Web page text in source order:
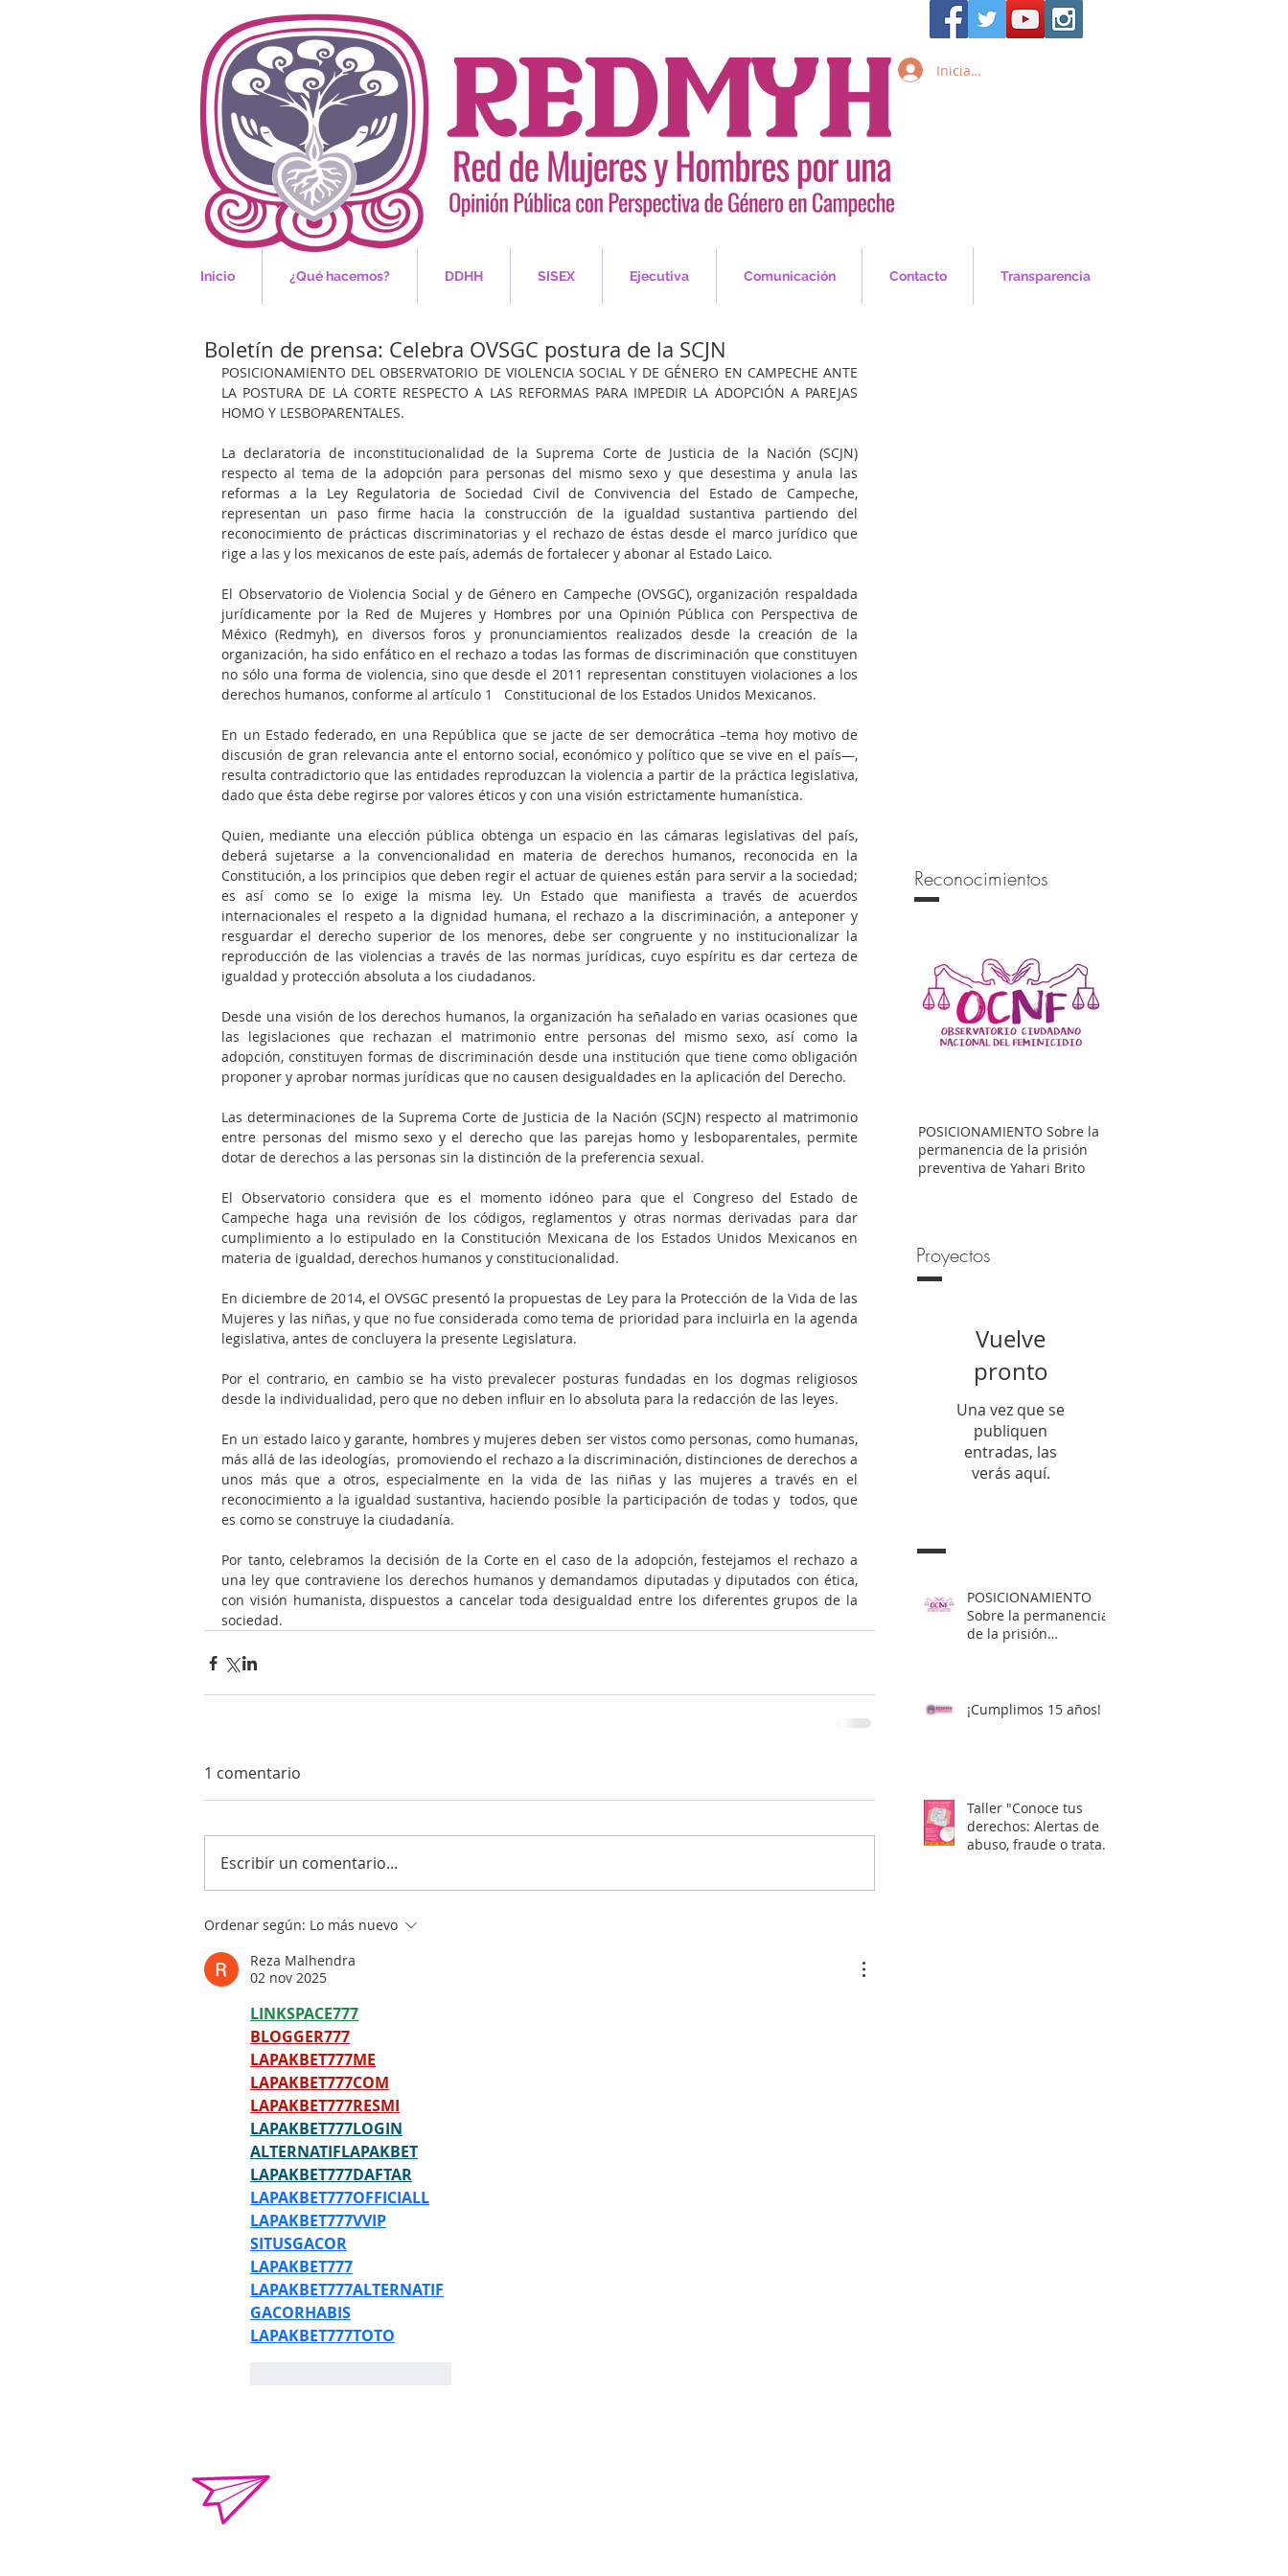
Iniciar sesión
Inicio ¿Qué hacemos? DDHH SISEX Ejecutiva Comunicación Contacto Transparencia
Boletín de prensa: Celebra OVSGC postura de la SCJN
POSICIONAMIENTO DEL OBSERVATORIO DE VIOLENCIA SOCIAL Y DE GÉNERO EN CAMPECHE ANTE
LA POSTURA DE LA CORTE RESPECTO A LAS REFORMAS PARA IMPEDIR LA ADOPCIÓN A PAREJAS
HOMO Y LESBOPARENTALES.
La declaratoria de inconstitucionalidad de la Suprema Corte de Justicia de la Nación (SCJN)
respecto al tema de la adopción para personas del mismo sexo y que desestima y anula las
reformas a la Ley Regulatoria de Sociedad Civil de Convivencia del Estado de Campeche,
representan un paso firme hacia la construcción de la igualdad sustantiva partiendo del
reconocimiento de prácticas discriminatorias y el rechazo de éstas desde el marco jurídico que
rige a las y los mexicanos de este país, además de fortalecer y abonar al Estado Laico.
El Observatorio de Violencia Social y de Género en Campeche (OVSGC), organización respaldada
jurídicamente por la Red de Mujeres y Hombres por una Opinión Pública con Perspectiva de
México (Redmyh), en diversos foros y pronunciamientos realizados desde la creación de la
organización, ha sido enfático en el rechazo a todas las formas de discriminación que constituyen
no sólo una forma de violencia, sino que desde el 2011 representan constituyen violaciones a los
derechos humanos, conforme al artículo 1   Constitucional de los Estados Unidos Mexicanos.
En un Estado federado, en una República que se jacte de ser democrática –tema hoy motivo de
discusión de gran relevancia ante el entorno social, económico y político que se vive en el país—,
resulta contradictorio que las entidades reproduzcan la violencia a partir de la práctica legislativa,
dado que ésta debe regirse por valores éticos y con una visión estrictamente humanística.
Quien, mediante una elección pública obtenga un espacio en las cámaras legislativas del país,
deberá sujetarse a la convencionalidad en materia de derechos humanos, reconocida en la
Constitución, a los principios que deben regir el actuar de quienes están para servir a la sociedad;
es así como se lo exige la misma ley. Un Estado que manifiesta a través de acuerdos
internacionales el respeto a la dignidad humana, el rechazo a la discriminación, a anteponer y
resguardar el derecho superior de los menores, debe ser congruente y no institucionalizar la
reproducción de las violencias a través de las normas jurídicas, cuyo espíritu es dar certeza de
igualdad y protección absoluta a los ciudadanos.
Desde una visión de los derechos humanos, la organización ha señalado en varias ocasiones que
las legislaciones que rechazan el matrimonio entre personas del mismo sexo, así como la
adopción, constituyen formas de discriminación desde una institución que tiene como obligación
proponer y aprobar normas jurídicas que no causen desigualdades en la aplicación del Derecho.
Las determinaciones de la Suprema Corte de Justicia de la Nación (SCJN) respecto al matrimonio
entre personas del mismo sexo y el derecho que las parejas homo y lesboparentales, permite
dotar de derechos a las personas sin la distinción de la preferencia sexual.
El Observatorio considera que es el momento idóneo para que el Congreso del Estado de
Campeche haga una revisión de los códigos, reglamentos y otras normas derivadas para dar
cumplimiento a lo estipulado en la Constitución Mexicana de los Estados Unidos Mexicanos en
materia de igualdad, derechos humanos y constitucionalidad.
En diciembre de 2014, el OVSGC presentó la propuestas de Ley para la Protección de la Vida de las
Mujeres y las niñas, y que no fue considerada como tema de prioridad para incluirla en la agenda
legislativa, antes de concluyera la presente Legislatura.
Por el contrario, en cambio se ha visto prevalecer posturas fundadas en los dogmas religiosos
desde la individualidad, pero que no deben influir en lo absoluta para la redacción de las leyes.
En un estado laico y garante, hombres y mujeres deben ser vistos como personas, como humanas,
más allá de las ideologías,  promoviendo el rechazo a la discriminación, distinciones de derechos a
unos más que a otros, especialmente en la vida de las niñas y las mujeres a través en el
reconocimiento a la igualdad sustantiva, haciendo posible la participación de todas y  todos, que
es como se construye la ciudadanía.
Por tanto, celebramos la decisión de la Corte en el caso de la adopción, festejamos el rechazo a
una ley que contraviene los derechos humanos y demandamos diputadas y diputados con ética,
con visión humanista, dispuestos a cancelar toda desigualdad entre los diferentes grupos de la
sociedad.
1 comentario
Escribir un comentario...
Ordenar según: Lo más nuevo
Reza Malhendra
02 nov 2025
LINKSPACE777
BLOGGER777
LAPAKBET777ME
LAPAKBET777COM
LAPAKBET777RESMI
LAPAKBET777LOGIN
ALTERNATIFLAPAKBET
LAPAKBET777DAFTAR
LAPAKBET777OFFICIALL
LAPAKBET777VVIP
SITUSGACOR
LAPAKBET777
LAPAKBET777ALTERNATIF
GACORHABIS
LAPAKBET777TOTO
Reconocimientos
POSICIONAMIENTO Sobre la
permanencia de la prisión
preventiva de Yahari Brito
Proyectos
Vuelve
pronto
Una vez que se
publiquen
entradas, las
verás aquí.
POSICIONAMIENTO
Sobre la permanencia
de la prisión
¡Cumplimos 15 años!
Taller "Conoce tus
derechos: Alertas de
abuso, fraude o trata
o.violenciacampeche@gmail.com